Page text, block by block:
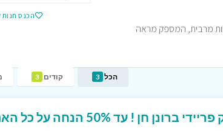
הכנס חנות
מרבית, המספק מראה
הכל 3 קודים 3
ברונן חן ! עד 50% הנחה על כל האתר !